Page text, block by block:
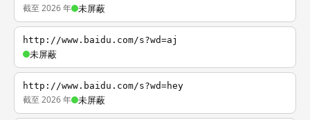
截至 2026 年 未屏蔽
http://www.baidu.com/s?wd=aj
未屏蔽
http://www.baidu.com/s?wd=hey
截至 2026 年 未屏蔽